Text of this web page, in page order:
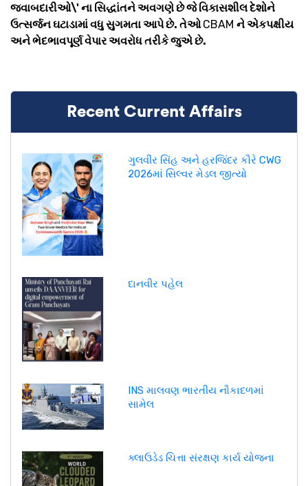
જવાબદારીઓ\' ના સિદ્ધાંતને અવગણે છે જે વિકાસશીલ દેશોને
ઉત્સર્જન ઘટાડામાં વધુ સુગમતા આપે છે. તેઓCBAM ને એકપક્ષીય
અને ભેદભાવપૂર્ણ વેપાર અવરોધ તરીકે જુએ છે.
Recent Current Affairs
ગુલવીર સિંહ અને હરજિંદર કૌરે CWG
2026માં સિલ્વર મેડલ જીત્યો
દાનવીર પહેલ
INS માલવણ ભારતીય નૌકાદળમાં
સામેલ
ક્લાઉડેડ ચિત્તા સંરક્ષણ કાર્ય યોજના